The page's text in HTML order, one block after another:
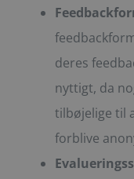
deres
nyttigt, da
tilbøjelige til
forblive